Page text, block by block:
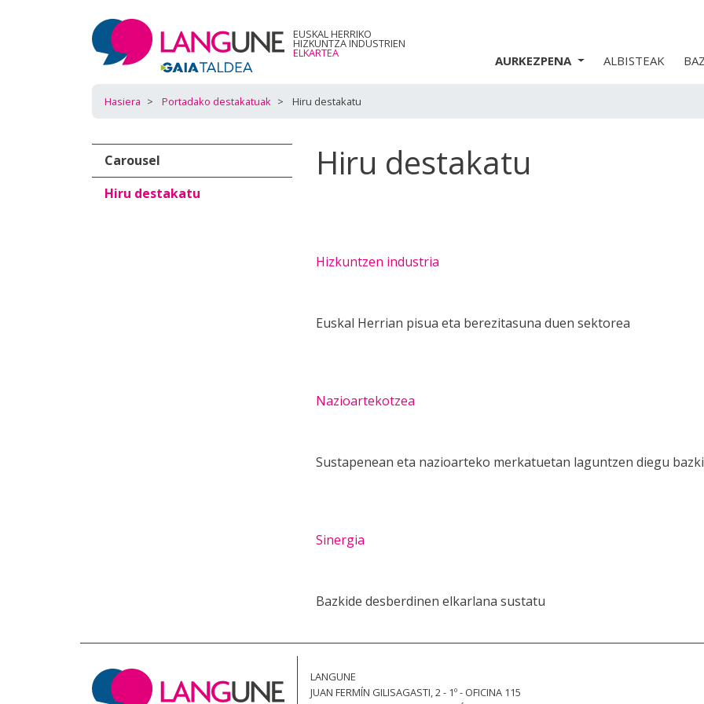
EUSKAL HERRIKO
HIZKUNTZA INDUSTRIEN
ELKARTEA
AURKEZPENA ALBISTEAK
Hasiera Portadako destakatuak Hiru destakatu
Hiru destakatu
Hizkuntzen industria
Euskal Herrian pisua eta berezitasuna duen sektorea
Nazioartekotzea
Sustapenean eta nazioarteko merkatuetan laguntzen diegu
Sinergia
Bazkide desberdinen elkarlana sustatu
Carousel
Hiru destakatu
LANGUNE
JUAN FERMÍN GILISAGASTI, 2 - 1º - OFICINA 115